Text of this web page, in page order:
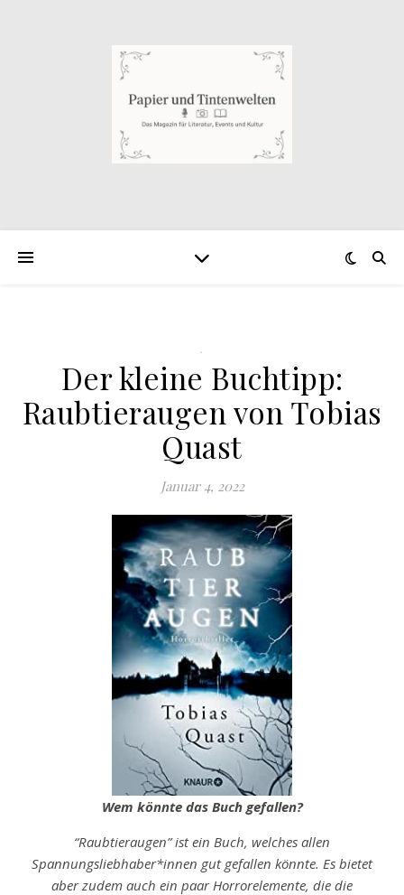
.
Der kleine Buchtipp:
Raubtieraugen von Tobias
Quast
Januar 4, 2022
Wem könnte das Buch gefallen?
“Raubtieraugen” ist ein Buch, welches allen
Spannungsliebhaber*innen gut gefallen könnte. Es bietet
aber zudem auch ein paar Horrorelemente, die die